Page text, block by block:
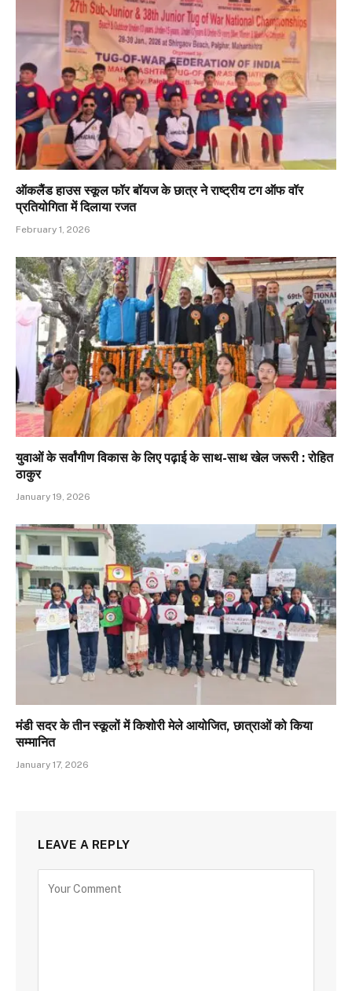
ऑकलैंड हाउस स्कूल फॉर बॉयज के छात्र ने राष्ट्रीय टग ऑफ वॉर
प्रतियोगिता में दिलाया रजत
February 1, 2026
युवाओं के सर्वांगीण विकास के लिए पढ़ाई के साथ-साथ खेल जरूरी : रोहित
ठाकुर
January 19, 2026
मंडी सदर के तीन स्कूलों में किशोरी मेले आयोजित, छात्राओं को किया
सम्मानित
January 17, 2026
LEAVE A REPLY